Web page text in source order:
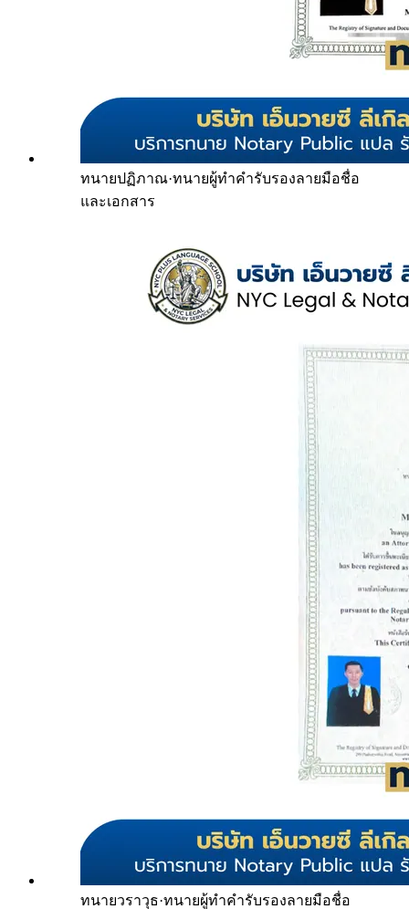
ทนายปฏิภาณ·ทนายผู้ทำคำรับรองลายมือชื่อ
และเอกสาร
ทนายวราวุธ·ทนายผู้ทำคำรับรองลายมือชื่อ